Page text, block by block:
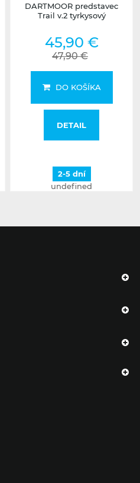
DARTMOOR predstavec
Trail v.2 tyrkysový
45,90 €
47,90 €
DO KOŠÍKA
DETAIL
2-5 dní
undefined